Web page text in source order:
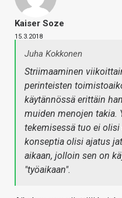
Kaiser Soze
15.3.2018
Juha Kokkonen
Striimaaminen
perinteisten
käytännössä erittäin
muiden menojen takia.
tekemisessä tuo ei
konseptia olisi ajatus
aikaan, jolloin sen on
"työaikaan".